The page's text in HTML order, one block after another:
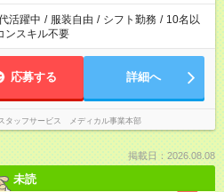
活躍中 / 服装自由 / シフト勤務 / 10名以
ンスキル不要
応募する 詳細へ
タッフサービス メディカル事業本部
掲載日：2026.08.08
未読